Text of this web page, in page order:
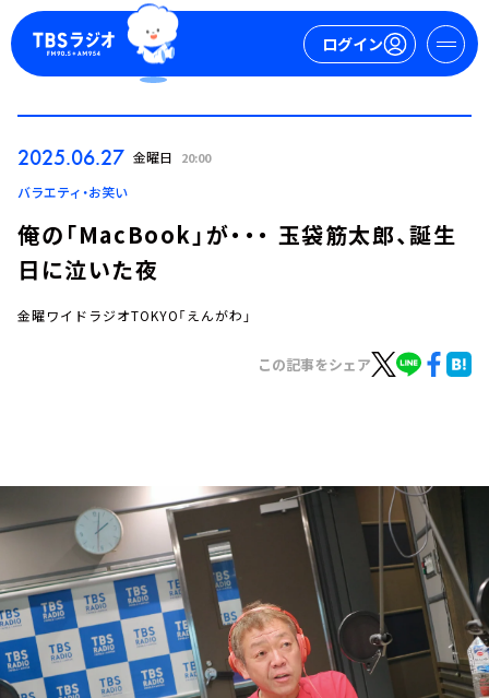
ログイン
ログイン
お知らせ
イベント・グッズ
YouTube
会社情報
2025.06.27 金曜日 20:00
バラエティ・お笑い
俺の「MacBook」が・・・ 玉袋筋太郎、誕生
日に泣いた夜
金曜ワイドラジオTOKYO「えんがわ」
この記事をシェア